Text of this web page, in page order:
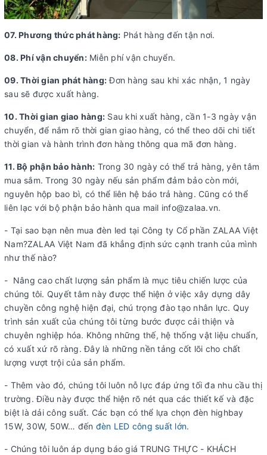
07. Phương thức phát hàng: Phát hàng đến tận nơi.
08. Phí vận chuyển:Miễn phí vận chuyển.
09. Thời gian phát hàng:Đơn hàng sau khi xác nhận, 1 ngày
sau sẽ được xuất hàng.
10. Thời gian giao hàng: Sau khi xuất hàng, cần 1-3 ngày vận
chuyển, để nắm rõ thời gian giao hàng, có thể theo dõi chi tiết
thời gian và hành trình đơn hàng thông qua mã đơn hàng.
11. Bộ phận bảo hành: Trong 30 ngày có thể trả hàng, yên tâm
mua sắm. Trong 30 ngày nếu sản phẩm đảm bảo còn mới,
nguyên hộp bao bì, có thể liên hệ báo trả hàng. Cũng có thể
liên lạc với bộ phận bảo hành qua mail info@zalaa.vn.
- Tại sao bạn nên mua đèn led tại Công ty Cổ phần ZALAA Việt
Nam?ZALAA Việt Nam đã khẳng định sức cạnh tranh của mình
như thế nào?
- Nâng cao chất lượng sản phẩm là mục tiêu chiến lược của
chúng tôi. Quyết tâm này được thể hiện ở việc xây dựng dây
chuyền công nghệ hiện đại, chú trọng đào tạo nhân lực. Quy
trình sản xuất của chúng tôi từng bước được cải thiện và
chuyên nghiệp hóa. Không những thế, hệ thống vật liệu chuẩn,
có xuất xứ rõ ràng. Đây là những nền tảng cốt lõi cho chất
lượng vượt trội của sản phẩm.
- Thêm vào đó, chúng tôi luôn nỗ lực đáp ứng tối đa nhu cầu thị
trường. Điều này được thể hiện rõ nét qua các thiết kế và đặc
biệt là dải công suất. Các bạn có thể lựa chọn đèn highbay
15W, 30W, 50W… đến đèn LED công suất lớn.
- Chúng tôi luôn áp dụng báo giá TRUNG THỰC - KHÁCH